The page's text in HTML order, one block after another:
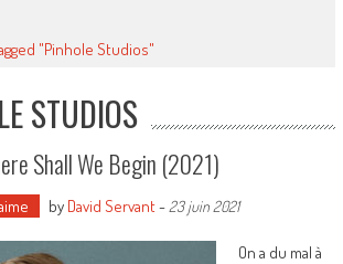
"Pinhole Studios"
STUDIOS
Shall We Begin (2021)
by David Servant- 23 juin 2021
On a du mal à